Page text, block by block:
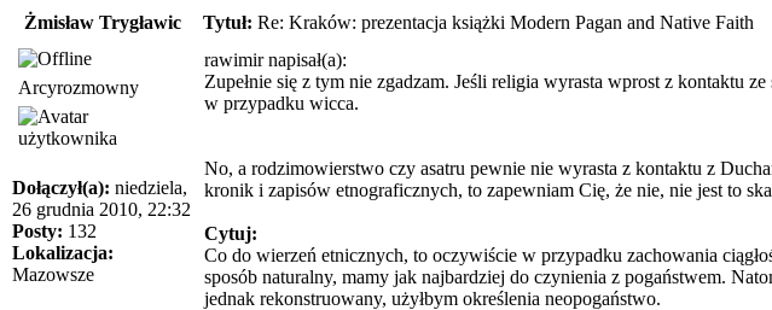
Żmisław Trygławic
Tytuł: Re: Kraków: prezentacja książki Modern Pagan and Native Faith
Arcyrozmowny
Dołączył(a): niedziela,
26 grudnia 2010, 22:32
Posty: 132
Lokalizacja:
Mazowsze
rawimir napisał(a):
Zupełnie się z tym nie zgadzam. Jeśli religia wyrasta wprost z kontaktu
w przypadku wicca.
No, a rodzimowierstwo czy asatru pewnie nie wyrasta z kontaktu z
kronik i zapisów etnograficznych, to zapewniam Cię, że nie, nie jest to
Cytuj:
Co do wierzeń etnicznych, to oczywiście w przypadku zachowania
sposób naturalny, mamy jak najbardziej do czynienia z pogaństwem.
jednak rekonstruowany, użyłbym określenia neopogaństwo.